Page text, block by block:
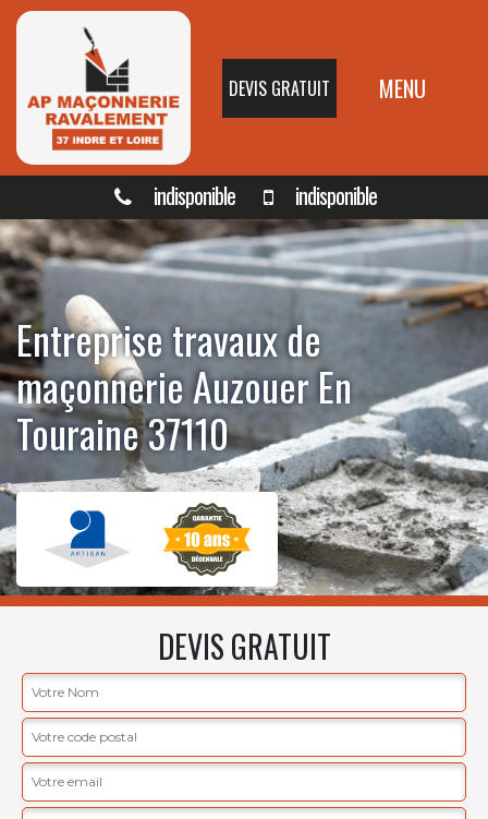
DEVIS GRATUIT MENU
indisponible indisponible
Entreprise travaux de
maçonnerie Auzouer En
Touraine 37110
DEVIS GRATUIT